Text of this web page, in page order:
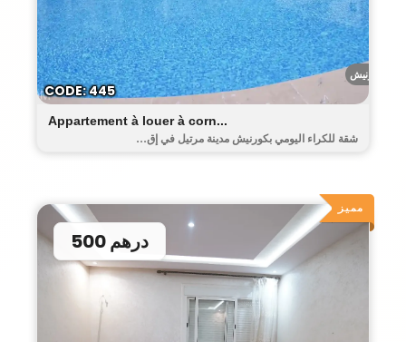
الكورنيش
Appartement à louer à corn...
شقة للكراء اليومي بكورنيش مدينة مرتيل في إق...
CODE: 445
مميز
500 درهم